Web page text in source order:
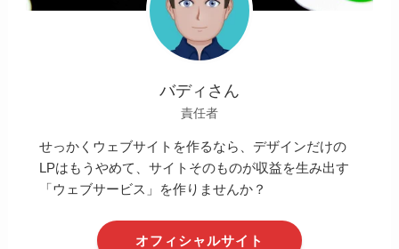
バディさん
責任者
せっかくウェブサイトを作るなら、デザインだけの
LPはもうやめて、サイトそのものが収益を生み出す
「ウェブサービス」を作りませんか？
オフィシャルサイト